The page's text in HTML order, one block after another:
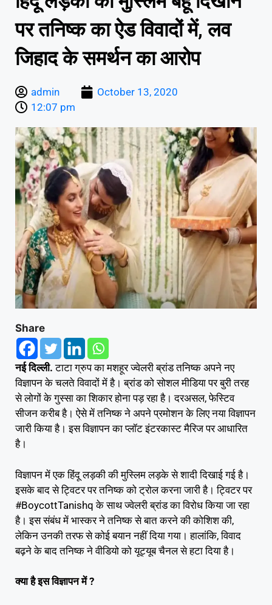
पर तनिष्क का ऐड विवादों में, लव
जिहाद के समर्थन का आरोप
admin
October 13, 2020
12:07 pm
Share
नई दिल्ली. टाटा ग्रुप का मशहूर ज्वेलरी ब्रांड तनिष्क अपने नए
विज्ञापन के चलते विवादों में है। ब्रांड को सोशल मीडिया पर बुरी तरह
से लोगों के गुस्सा का शिकार होना पड़ रहा है। दरअसल, फेस्टिव
सीजन करीब है। ऐसे में तनिष्क ने अपने प्रमोशन के लिए नया विज्ञापन
जारी किया है। इस विज्ञापन का प्लॉट इंटरकास्ट मैरिज पर आधारित
है।
विज्ञापन में एक हिंदू लड़की की मुस्लिम लड़के से शादी दिखाई गई है।
इसके बाद से ट्विटर पर तनिष्क को ट्रोल करना जारी है। ट्विटर पर
#BoycottTanishq के साथ ज्वेलरी ब्रांड का विरोध किया जा रहा
है। इस संबंध में भास्कर ने तनिष्क से बात करने की कोशिश की,
लेकिन उनकी तरफ से कोई बयान नहीं दिया गया। हालांकि, विवाद
बढ़ने के बाद तनिष्क ने वीडियो को यूट्यूब चैनल से हटा दिया है।
क्या है इस विज्ञापन में ?